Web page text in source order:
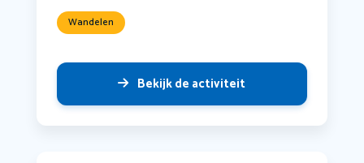
Wandelen
Bekijk de activiteit